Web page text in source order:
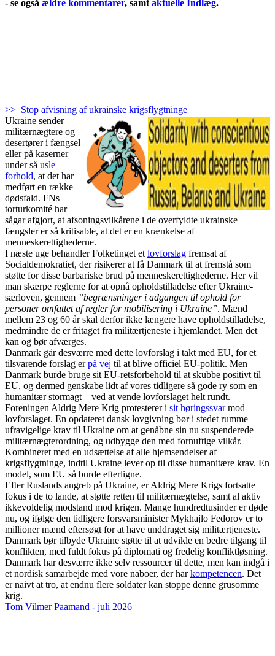
- se også ældre kommentarer, samt aktuelle Indlæg.
>> Stop afvisning af ukrainske krigsflygtninge
Ukraine sender
militærnægtere og
desertører i fængsel
eller på kaserner
under så usle
forhold, at det har
medført en række
dødsfald. FNs
torturkomité har
sågar afgjort, at afsoningsvilkårene i de overfyldte ukrainske
fængsler er så kritisable, at det er en krænkelse af
menneskerettighederne.
I næste uge behandler Folketinget et lovforslag fremsat af
Socialdemokratiet, der risikerer at få Danmark til at fremstå som
støtte for disse barbariske brud på menneskerettighederne. Her vil
man skærpe reglerne for at opnå opholdstilladelse efter Ukraine-
særloven, gennem ”begrænsninger i adgangen til ophold for
personer omfattet af regler for mobilisering i Ukraine”. Mænd
mellem 23 og 60 år skal derfor ikke længere have opholdstilladelse,
medmindre de er fritaget fra militærtjeneste i hjemlandet. Men det
kan og bør afværges.
Danmark går desværre med dette lovforslag i takt med EU, for et
tilsvarende forslag erpå vej til at blive officiel EU-politik. Men
Danmark burde bruge sit EU-retsforbehold til at skubbe positivt til
EU, og dermed genskabe lidt af vores tidligere så gode ry som en
humanitær stormagt – ved at vende lovforslaget helt rundt.
Foreningen Aldrig Mere Krig protesterer i sit høringssvarmod
lovforslaget. En opdateret dansk lovgivning bør i stedet rumme
ufravigelige krav til Ukraine om at genåbne sin nu suspenderede
militærnægterordning, og udbygge den med fornuftige vilkår.
Kombineret med en udsættelse af alle hjemsendelser af
krigsflygtninge, indtil Ukraine lever op til disse humanitære krav. En
model, som EU så burde efterligne.
Efter Ruslands angreb på Ukraine, er Aldrig Mere Krigs fortsatte
fokus i de to lande, at støtte retten til militærnægtelse, samt al aktiv
ikkevoldelig modstand mod krigen. Mange hundredtusinder er døde
nu, og ifølge den tidligere forsvarsminister Mykhajlo Fedorov er to
millioner mænd eftersøgt for at have unddraget sig militærtjeneste.
Danmark bør tilbyde Ukraine støtte til at udvikle en bedre tilgang til
konflikten, med fuldt fokus på diplomati og fredelig konfliktløsning.
Danmark har desværre ikke selv ressourcer til dette, men kan indgå i
et nordisk samarbejde med vore naboer, der harkompetencen. Det
er naivt at tro, at endnu flere soldater kan stoppe denne grusomme
krig.
Tom Vilmer Paamand - juli 2026